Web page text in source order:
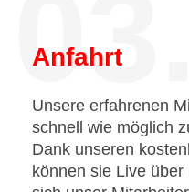
03.
Anfahrt
Unsere erfahrenen
schnell wie möglich
Dank unseren
können sie Live